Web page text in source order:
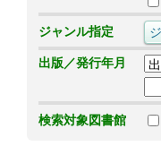
ジャンル指定
出版／発行年月
検索対象図書館